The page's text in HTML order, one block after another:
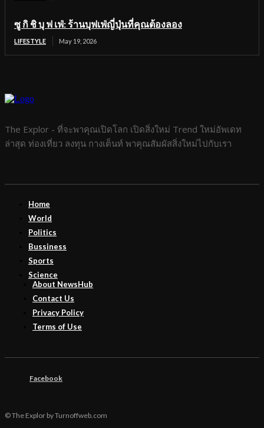
ซู กิ ชิ บุ ฟ เฟ่: ร้านบุฟเฟ่ญี่ปุ่นที่คุณต้องลอง
LIFESTYLE May 19, 2026
The Explor - ที่จะพาคุณเปิดโลก เปิดสิ่งใหม่ Trend ใหม่อัพเดท
ล่าสุด ท่องเที่ยว ลงทุน กางเต็นท์ พาคุณสัมผัสสิ่งใหม่ไปกับเรา
Home
World
Politics
Bussiness
Sports
Science
About NewsHub
Contact Us
Privacy Policy
Terms of Use
Facebook
© The Explor by Turnoffweb.com